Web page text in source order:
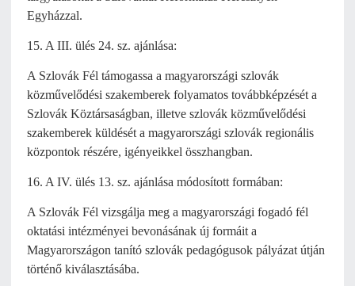
Egyházzal.
15. A III. ülés 24. sz. ajánlása:
A Szlovák Fél támogassa a magyarországi szlovák
közművelődési szakemberek folyamatos továbbképzését a
Szlovák Köztársaságban, illetve szlovák közművelődési
szakemberek küldését a magyarországi szlovák regionális
központok részére, igényeikkel összhangban.
16. A IV. ülés 13. sz. ajánlása módosított formában:
A Szlovák Fél vizsgálja meg a magyarországi fogadó fél
oktatási intézményei bevonásának új formáit a
Magyarországon tanító szlovák pedagógusok pályázat útján
történő kiválasztásába.